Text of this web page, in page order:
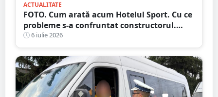
ACTUALITATE
FOTO. Cum arată acum Hotelul Sport. Cu ce
probleme s-a confruntat constructorul.
Care e stadiul lucrărilor
6 iulie 2026